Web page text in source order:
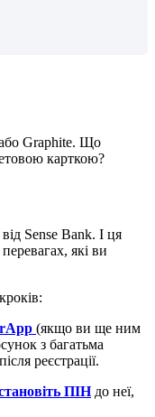
бо Graphite. Що
товою карткою?
від Sense Bank. І ця
перевагах, які ви
кроків:
(якщо ви ще ним
сунок з багатьма
після реєстрації.
тановіть ПІН до неї,